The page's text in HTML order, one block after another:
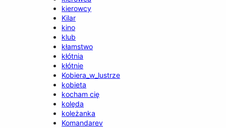
kierowcy
Kilar
kino
klub
kłamstwo
kłótnia
kłótnie
Kobiera_w_lustrze
kobieta
kocham cię
kolęda
koleżanka
Komandarev